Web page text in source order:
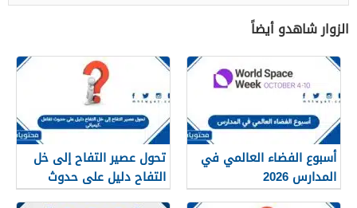
الزوار شاهدو أيضاً
أسبوع الفضاء العالمي في
المدارس 2026
تحول عصير التفاح إلى خل
التفاح دليل على حدوث
تفاعل كيميائي.